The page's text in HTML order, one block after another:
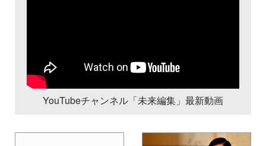
YouTubeチャンネル「未来編集」最新動画